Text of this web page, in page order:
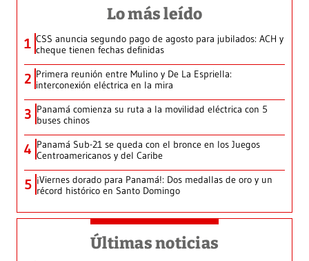
Lo más leído
1 CSS anuncia segundo pago de agosto para jubilados: ACH y
cheque tienen fechas definidas
2 Primera reunión entre Mulino y De La Espriella:
interconexión eléctrica en la mira
3 Panamá comienza su ruta a la movilidad eléctrica con 5
buses chinos
4 Panamá Sub-21 se queda con el bronce en los Juegos
Centroamericanos y del Caribe
5 ¡Viernes dorado para Panamá!: Dos medallas de oro y un
récord histórico en Santo Domingo
Últimas noticias